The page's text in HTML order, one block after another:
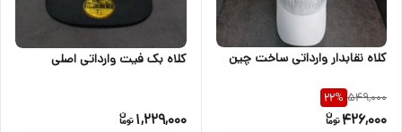
کلاه نقابدار وارداتی ساخت چین
549,000
22%
426,000
کلاه بک فیت وارداتی اصلی
1,229,000